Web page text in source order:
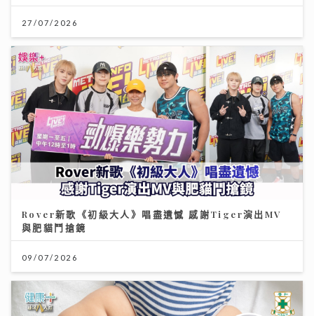
27/07/2026
Rover新歌《初級大人》唱盡遺憾 感謝Tiger演出MV
與肥貓鬥搶鏡
09/07/2026